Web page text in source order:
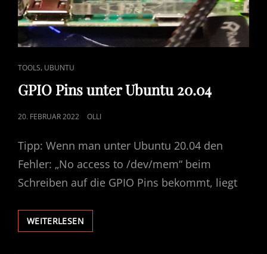
CAT
LINKS
TOOLS, UBUNTU
GPIO Pins unter Ubuntu 20.04
POSTED
20. FEBRUAR 2022 OLLI
Tipp: Wenn man unter Ubuntu 20.04 den
Fehler: „No access to /dev/mem“ beim
Schreiben auf die GPIO Pins bekommt, liegt
WEITERLESENGPIO
PINS